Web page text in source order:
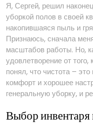
Я, Сергей, решил
уборкой полов в своей
накопившаяся пыль и
Признаюсь, сначала
масштабов работы. Но,
удовлетворение от
понял, что чистота –
комфорт и хорошее
генеральную уборку, и
Выбор